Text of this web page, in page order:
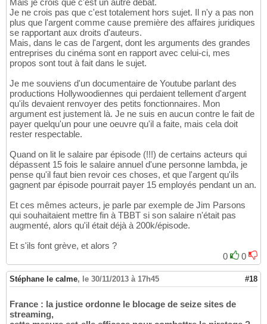
Mais je crois que c'est un autre débat.
Je ne crois pas que c'est totalement hors sujet. Il n'y a pas non
plus que l'argent comme cause première des affaires juridiques
se rapportant aux droits d'auteurs.
Mais, dans le cas de l'argent, dont les arguments des grandes
entreprises du cinéma sont en rapport avec celui-ci, mes
propos sont tout à fait dans le sujet.
Je me souviens d'un documentaire de Youtube parlant des
productions Hollywoodiennes qui perdaient tellement d'argent
qu'ils devaient renvoyer des petits fonctionnaires. Mon
argument est justement là. Je ne suis en aucun contre le fait de
payer quelqu'un pour une oeuvre qu'il a faite, mais cela doit
rester respectable.
Quand on lit le salaire par épisode (!!!) de certains acteurs qui
dépassent 15 fois le salaire annuel d'une personne lambda, je
pense qu'il faut bien revoir ces choses, et que l'argent qu'ils
gagnent par épisode pourrait payer 15 employés pendant un an.
Et ces mêmes acteurs, je parle par exemple de Jim Parsons
qui souhaitaient mettre fin à TBBT si son salaire n'était pas
augmenté, alors qu'il était déjà à 200k/épisode.
Et s'ils font grève, et alors ?
0
0
Stéphane le calme, le 30/11/2013 à 17h45 #18
France : la justice ordonne le blocage de seize sites de
streaming,